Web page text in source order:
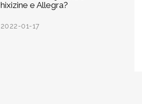
hixizine e Allegra?
2022-01-17